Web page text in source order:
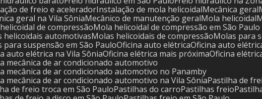
de freio e acelerador Instalação de mola helicoidal Mecânica geral
geral na Vila Sônia
Mecânico de manutenção geral Mola helicoidal
helicoidal de compressão
Mola helicoidal de compressão em São Paulo
helicoidais automotivas
Molas helicoidais de compressão
Molas para
para suspensão em São Paulo Oficina auto elétrica Oficina auto
auto elétrica na Vila Sônia Oficina elétrica mais próxima Oficina
mecânica de ar condicionado automotivo
mecânica de ar condicionado automotivo no Panamby
mecânica de ar condicionado automotivo na Vila Sônia Pastilha de
de freio troca em São Paulo Pastilhas do carro Pastilhas freio